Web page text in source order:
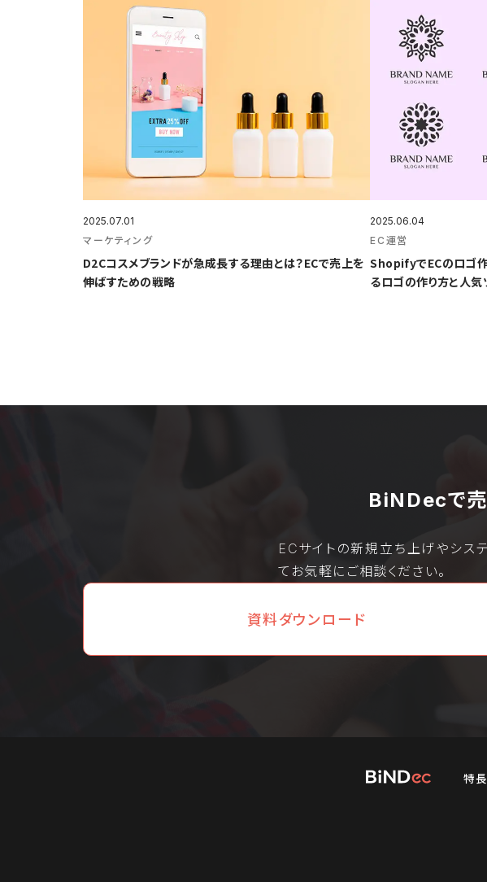
2025.07.01
マーケティング
D2Cコスメブランドが急成⻑する理由とは？ECで売上を
伸ばすための戦略
2025.06.04
EC運営
ShopifyでECのロゴ作
るロゴの作り方と人気
BiNDecで売
ECサイトの新規立ち上げやシス
てお気軽にご相談ください。
資料ダウンロード
特長